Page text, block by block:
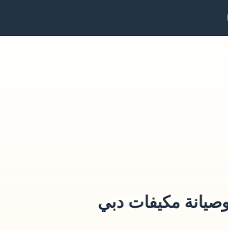
مكيفات دبي